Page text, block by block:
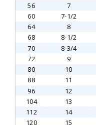
56
7
60
7-1/2
64
8
68
8-1/2
70
8-3/4
72
9
80
10
88
11
96
12
104
13
112
14
120
15